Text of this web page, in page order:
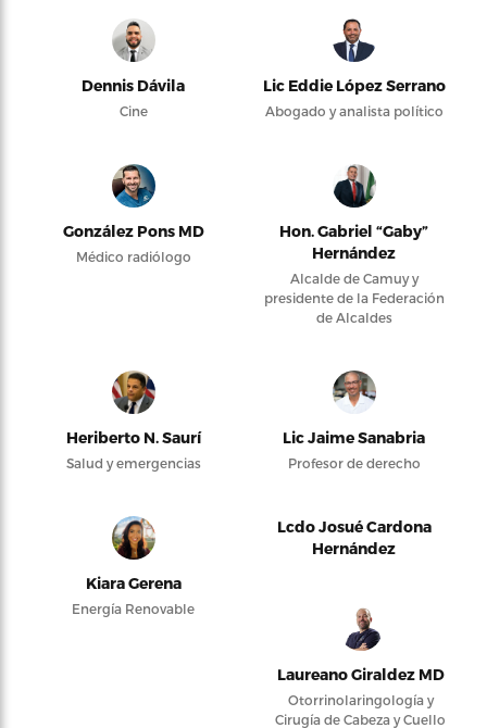
Dennis Dávila
Cine
Lic Eddie López Serrano
Abogado y analista político
González Pons MD
Médico radiólogo
Hon. Gabriel “Gaby”
Hernández
Alcalde de Camuy y
presidente de la Federación
de Alcaldes
Heriberto N. Saurí
Salud y emergencias
Lic Jaime Sanabria
Profesor de derecho
Kiara Gerena
Energía Renovable
Lcdo Josué Cardona
Hernández
Laureano Giraldez MD
Otorrinolaringología y
Cirugía de Cabeza y Cuello